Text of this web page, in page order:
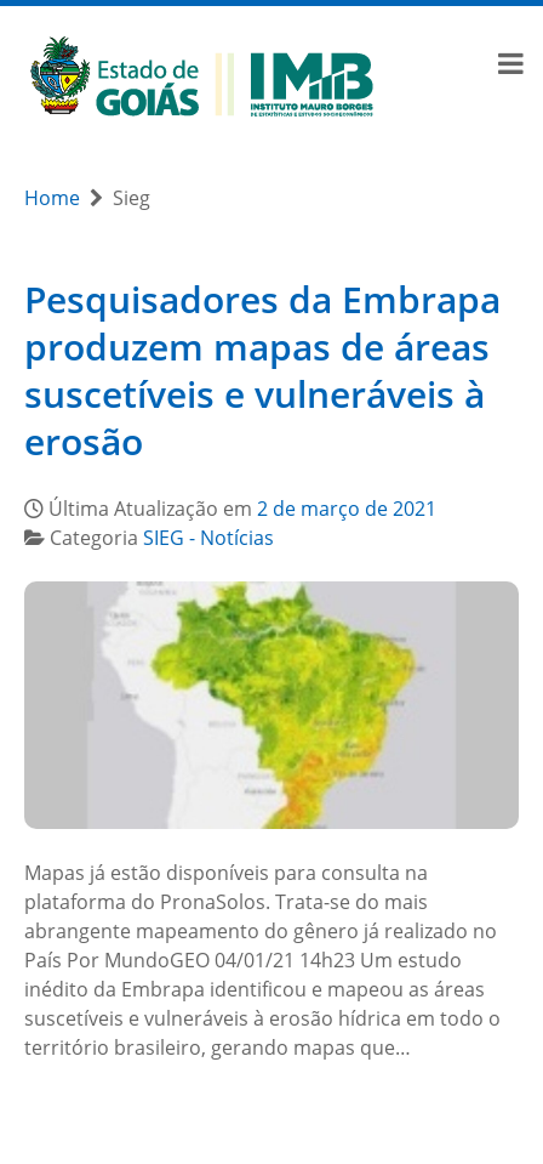
Home Sieg
Pesquisadores da Embrapa
produzem mapas de áreas
suscetíveis e vulneráveis à
erosão
Última Atualização em 2 de março de 2021
Categoria SIEG - Notícias
Mapas já estão disponíveis para consulta na
plataforma do PronaSolos. Trata-se do mais
abrangente mapeamento do gênero já realizado no
País Por MundoGEO 04/01/21 14h23 Um estudo
inédito da Embrapa identificou e mapeou as áreas
suscetíveis e vulneráveis à erosão hídrica em todo o
território brasileiro, gerando mapas que…